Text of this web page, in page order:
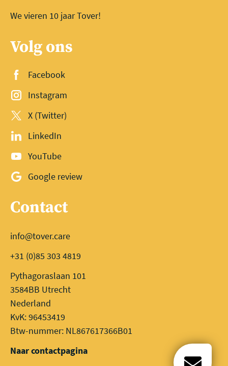
We vieren 10 jaar Tover!
Volg ons
Facebook
Instagram
X (Twitter)
LinkedIn
YouTube
Google review
Contact
info@tover.care
+31 (0)85 303 4819
Pythagoraslaan 101
3584BB Utrecht
Nederland
KvK: 96453419
Btw-nummer: NL867617366B01
Naar contactpagina